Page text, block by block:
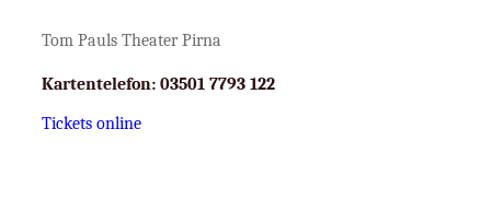
Tom Pauls Theater Pirna
Kartentelefon: 03501 7793 122
Tickets online